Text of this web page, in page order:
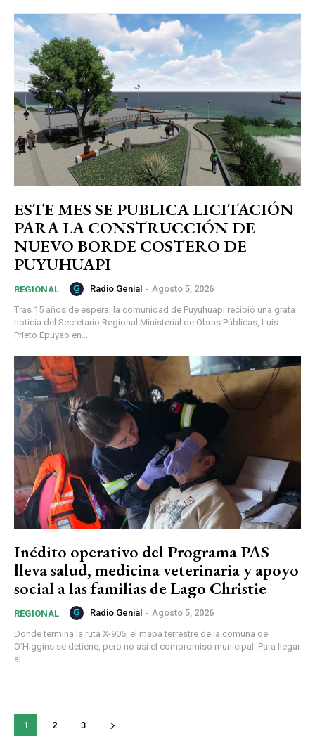
ESTE MES SE PUBLICA LICITACIÓN
PARA LA CONSTRUCCIÓN DE
NUEVO BORDE COSTERO DE
PUYUHUAPI
REGIONAL Radio Genial - Agosto 5, 2026
Tras 15 años de espera, la comunidad de Puyuhuapi recibió una grata
noticia del Secretario Regional Ministerial de Obras Públicas, Luis
Prieto Epuyao en...
Inédito operativo del Programa PAS
lleva salud, medicina veterinaria y apoyo
social a las familias de Lago Christie
REGIONAL Radio Genial - Agosto 5, 2026
Donde termina la ruta X-905, el mapa terrestre de la comuna de
O’Higgins se detiene, pero no así el compromiso municipal. Para llegar
al...
1 2 3